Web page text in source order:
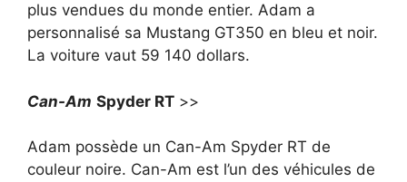
plus vendues du monde entier. Adam a
personnalisé sa Mustang GT350 en bleu et noir.
La voiture vaut 59 140 dollars.
Can-Am Spyder RT >>
Adam possède un Can-Am Spyder RT de
couleur noire. Can-Am est l’un des véhicules de